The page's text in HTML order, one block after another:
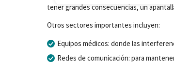
tener grandes consecuencias, un
Otros sectores importantes incluyen:
Equipos médicos: donde las
Redes de comunicación: para